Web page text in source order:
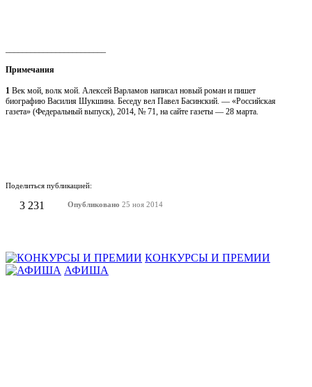
Примечания
1 Век мой, волк мой. Алексей Варламов написал новый роман и пишет
биографию Василия Шукшина. Беседу вел Павел Басинский. — «Российская
газета» (Федеральный выпуск), 2014, № 71, на сайте газеты — 28 марта.
Поделиться публикацией:
3 231 Опубликовано 25 ноя 2014
КОНКУРСЫ И ПРЕМИИ
АФИША